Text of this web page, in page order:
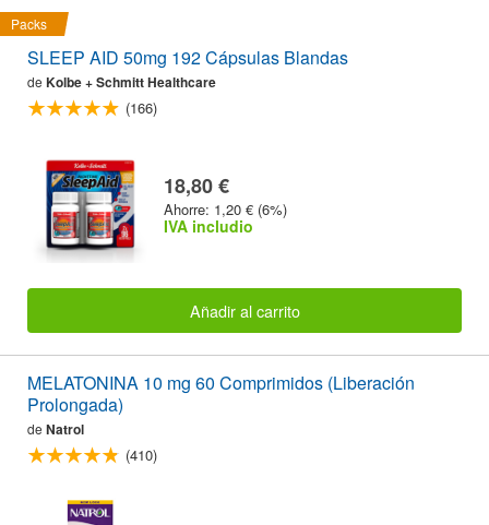
Packs
SLEEP AID 50mg 192 Cápsulas Blandas
de Kolbe + Schmitt Healthcare
(166)
18,80 €
Ahorre: 1,20 € (6%)
IVA includio
Añadir al carrito
MELATONINA 10 mg 60 Comprimidos (Liberación
Prolongada)
de Natrol
(410)